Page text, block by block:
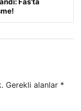
Gerekli alanlar *